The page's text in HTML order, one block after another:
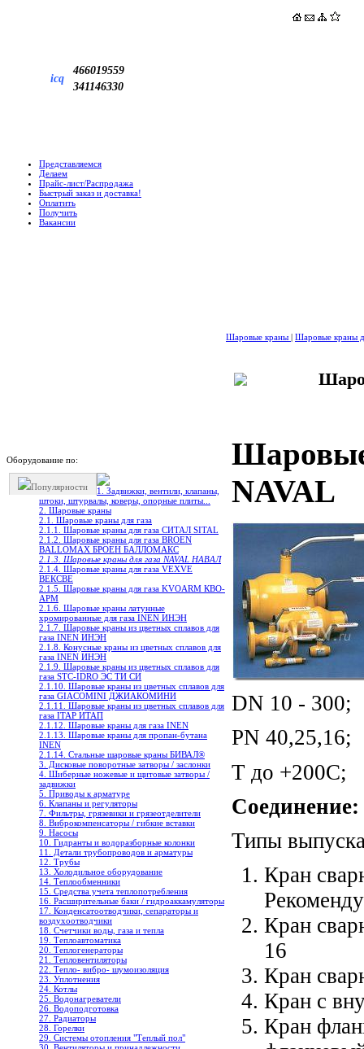
icq
466019559
341146330
Представляемся
Делаем
Прайс-лист/Распродажа
Быстрый заказ и доставка!
Оплатить
Получить
Вакансии
Оборудование по:
Популярности
1. Задвижки, вентили, клапаны,
штоки, штурвалы, коверы, опорные плиты...
2. Шаровые краны
2.1. Шаровые краны для газа
2.1.1. Шаровые краны для газа СИТАЛ SITAL
2.1.2. Шаровые краны для газа BROEN
BALLOMAX БРОЕН БАЛЛОМАКС
2.1.3. Шаровые краны для газа NAVAL НАВАЛ
2.1.4. Шаровые краны для газа VEXVE
ВЕКСВЕ
2.1.5. Шаровые краны для газа KVOARM КВО-
АРМ
2.1.6. Шаровые краны латунные
хромированные для газа INEN ИНЭН
2.1.7. Шаровые краны из цветных сплавов для
газа INEN ИНЭН
2.1.8. Конусные краны из цветных сплавов для
газа INEN ИНЭН
2.1.9. Шаровые краны из цветных сплавов для
газа STC-IDRO ЭС ТИ СИ
2.1.10. Шаровые краны из цветных сплавов для
газа GIACOMINI ДЖИАКОМИНИ
2.1.11. Шаровые краны из цветных сплавов для
газа ITAP ИТАП
2.1.12. Шаровые краны для газа INEN
2.1.13. Шаровые краны для пропан-бутана
INEN
2.1.14. Стальные шаровые краны БИВАЛ®
3. Дисковые поворотные затворы / заслонки
4. Шиберные ножевые и щитовые затворы /
задвижки
5. Приводы к арматуре
6. Клапаны и регуляторы
7. Фильтры, грязевики и грязеотделители
8. Виброкомпенсаторы / гибкие вставки
9. Насосы
10. Гидранты и водоразборные колонки
11. Детали трубопроводов и арматуры
12. Трубы
13. Холодильное oборудование
14. Теплообменники
15. Средства учета теплопотребления
16. Расширительные баки / гидроаккамуляторы
17. Конденсатоотводчики, сепараторы и
воздухоотводчики
18. Счетчики воды, газа и тепла
19. Теплоавтоматика
20. Теплогенераторы
21. Тепловентиляторы
22. Тепло- вибро- шумоизоляция
23. Уплотнения
24. Котлы
25. Водонагреватели
26. Водоподготовка
27. Радиаторы
28. Горелки
29. Системы отопления "Теплый пол"
Шаровые краны | Шаровые краны
NAVAL
DN 10 - 300;
PN 40,25,16;
T до +200С;
Соединение:
Типы
Кран
Кран
16
Кран
Кран с
Кран